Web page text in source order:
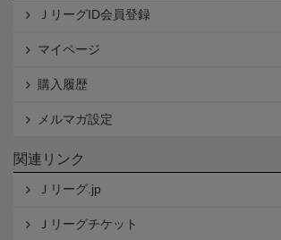
ＪリーグID会員登録
マイページ
購入履歴
メルマガ設定
関連リンク
Ｊリーグ.jp
Ｊリーグチケット